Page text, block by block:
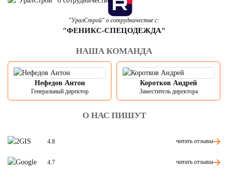
"УралСтрой" о сотрудничестве с:
"ФЕНИКС-СПЕЦОДЕЖДА"
НАША КОМАНДА
Нефедов Антон
Генеральный директор
Коротков Андрей
Заместитель директора
О НАС ПИШУТ
4.8 читать отзывы
4.7 читать отзывы